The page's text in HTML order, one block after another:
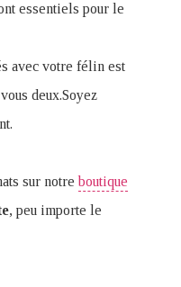
essentiels pour le
avec votre félin est
deux.Soyez
sur notreboutique
, peu importe le